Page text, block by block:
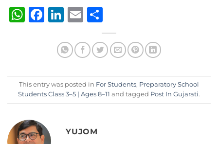
WhatsApp
Facebook
LinkedIn
Email
This entry was posted in For Students, Preparatory School
Students Class 3–5 | Ages 8–11 and tagged Post In Gujarati.
YUJOM